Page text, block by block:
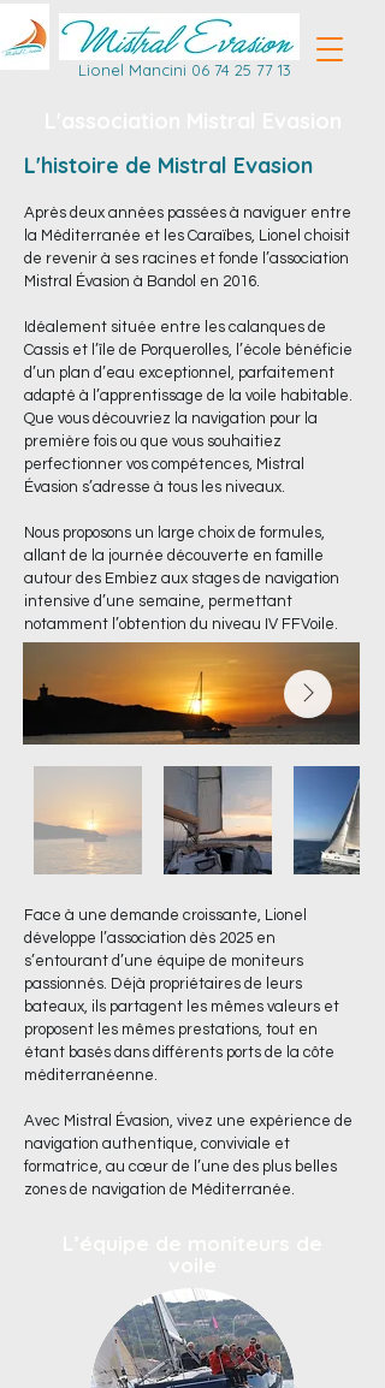
Lionel Mancini 06 74 25 77 13
L'histoire de Mistral Evasion
Après deux années passées à naviguer entre
la Méditerranée et les Caraïbes, Lionel choisit
de revenir à ses racines et fonde l’association
Mistral Évasion à Bandol en 2016.
Idéalement située entre les calanques de
Cassis et l’île de Porquerolles, l’école bénéficie
d’un plan d’eau exceptionnel, parfaitement
adapté à l’apprentissage de la voile habitable.
Que vous découvriez la navigation pour la
première fois ou que vous souhaitiez
perfectionner vos compétences, Mistral
Évasion s’adresse à tous les niveaux.
​Nous proposons un large choix de formules,
allant de la journée découverte en famille
autour des Embiez aux stages de navigation
intensive d’une semaine, permettant
notamment l’obtention du niveau IV FFVoile.
Face à une demande croissante, Lionel
développe l’association dès 2025 en
s’entourant d’une équipe de moniteurs
passionnés. Déjà propriétaires de leurs
bateaux, ils partagent les mêmes valeurs et
proposent les mêmes prestations, tout en
étant basés dans différents ports de la côte
méditerranéenne.
Avec Mistral Évasion, vivez une expérience de
navigation authentique, conviviale et
formatrice, au cœur de l’une des plus belles
zones de navigation de Méditerranée.